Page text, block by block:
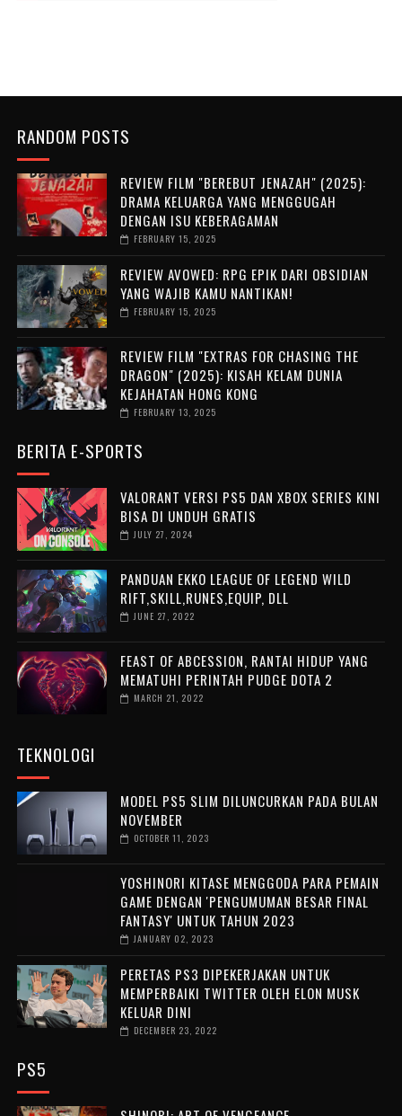
RANDOM POSTS
REVIEW FILM "BEREBUT JENAZAH" (2025):
DRAMA KELUARGA YANG MENGGUGAH
DENGAN ISU KEBERAGAMAN
FEBRUARY 15, 2025
REVIEW AVOWED: RPG EPIK DARI OBSIDIAN
YANG WAJIB KAMU NANTIKAN!
FEBRUARY 15, 2025
REVIEW FILM "EXTRAS FOR CHASING THE
DRAGON" (2025): KISAH KELAM DUNIA
KEJAHATAN HONG KONG
FEBRUARY 13, 2025
BERITA E-SPORTS
VALORANT VERSI PS5 DAN XBOX SERIES KINI
BISA DI UNDUH GRATIS
JULY 27, 2024
PANDUAN EKKO LEAGUE OF LEGEND WILD
RIFT,SKILL,RUNES,EQUIP, DLL
JUNE 27, 2022
FEAST OF ABCESSION, RANTAI HIDUP YANG
MEMATUHI PERINTAH PUDGE DOTA 2
MARCH 21, 2022
TEKNOLOGI
MODEL PS5 SLIM DILUNCURKAN PADA BULAN
NOVEMBER
OCTOBER 11, 2023
YOSHINORI KITASE MENGGODA PARA PEMAIN
GAME DENGAN 'PENGUMUMAN BESAR FINAL
FANTASY' UNTUK TAHUN 2023
JANUARY 02, 2023
PERETAS PS3 DIPEKERJAKAN UNTUK
MEMPERBAIKI TWITTER OLEH ELON MUSK
KELUAR DINI
DECEMBER 23, 2022
PS5